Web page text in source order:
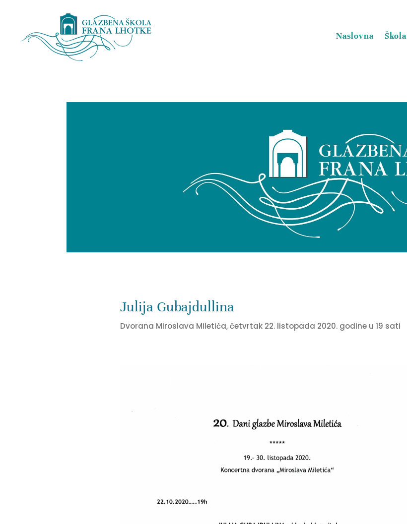
Naslovna Škola
Julija Gubajdullina
Dvorana Miroslava Miletića, četvrtak 22. listopada 2020. godine u 19 sati